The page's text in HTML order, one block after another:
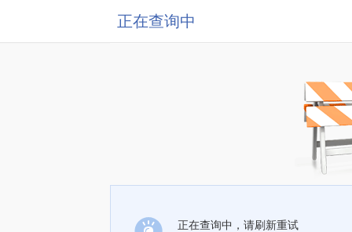
正在查询中
正在查询中，请刷新重试